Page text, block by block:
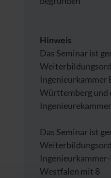
Hinweis
Das Seminar ist
Ingenieurkammer
Württemberg und
Das Seminar ist
Westfalen mit 8